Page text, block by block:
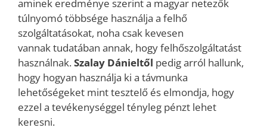
aminek eredménye szerint a magyar netezők
túlnyomó többsége használja a felhő
szolgáltatásokat, noha csak kevesen
vannak tudatában annak, hogy felhőszolgáltatást
használnak.Szalay Dánieltől pedig arról hallunk,
hogy hogyan használja ki a távmunka
lehetőségeket mint tesztelő és elmondja, hogy
ezzel a tevékenységgel tényleg pénzt lehet
keresni.